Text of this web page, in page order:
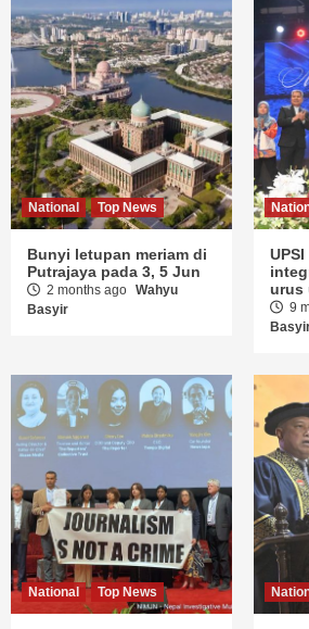
National Top News
Bunyi letupan meriam di
Putrajaya pada 3, 5 Jun
2 months ago Wahyu
Basyir
urus
9
National Top News